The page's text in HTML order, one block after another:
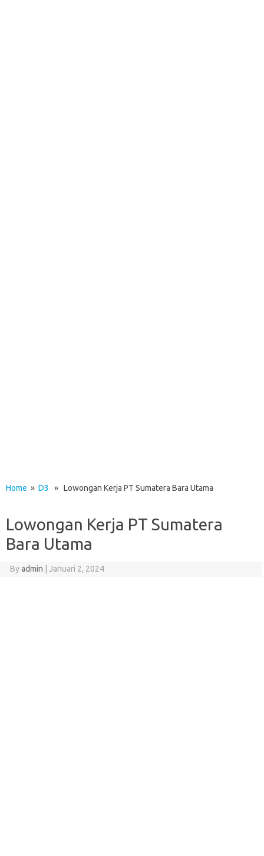
Home » D3 » Lowongan Kerja PT Sumatera Bara Utama
Lowongan Kerja PT Sumatera
Bara Utama
Byadmin Januari 2, 2024